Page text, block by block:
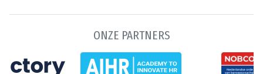
ONZE PARTNERS